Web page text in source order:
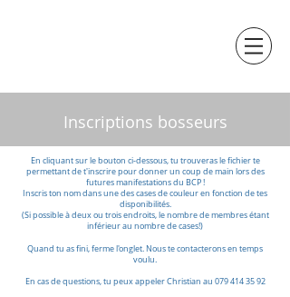
Inscriptions bosseurs
En cliquant sur le bouton ci-dessous, tu trouveras le fichier te
permettant de t'inscrire pour donner un coup de main lors des
futures manifestations du BCP !
Inscris ton nom dans une des cases de couleur en fonction de tes
disponibilités.
(Si possible à deux ou trois endroits, le nombre de membres étant
inférieur au nombre de cases!)
Quand tu as fini, ferme l'onglet. Nous te contacterons en temps
voulu.
En cas de questions, tu peux appeler Christian au 079 414 35 92